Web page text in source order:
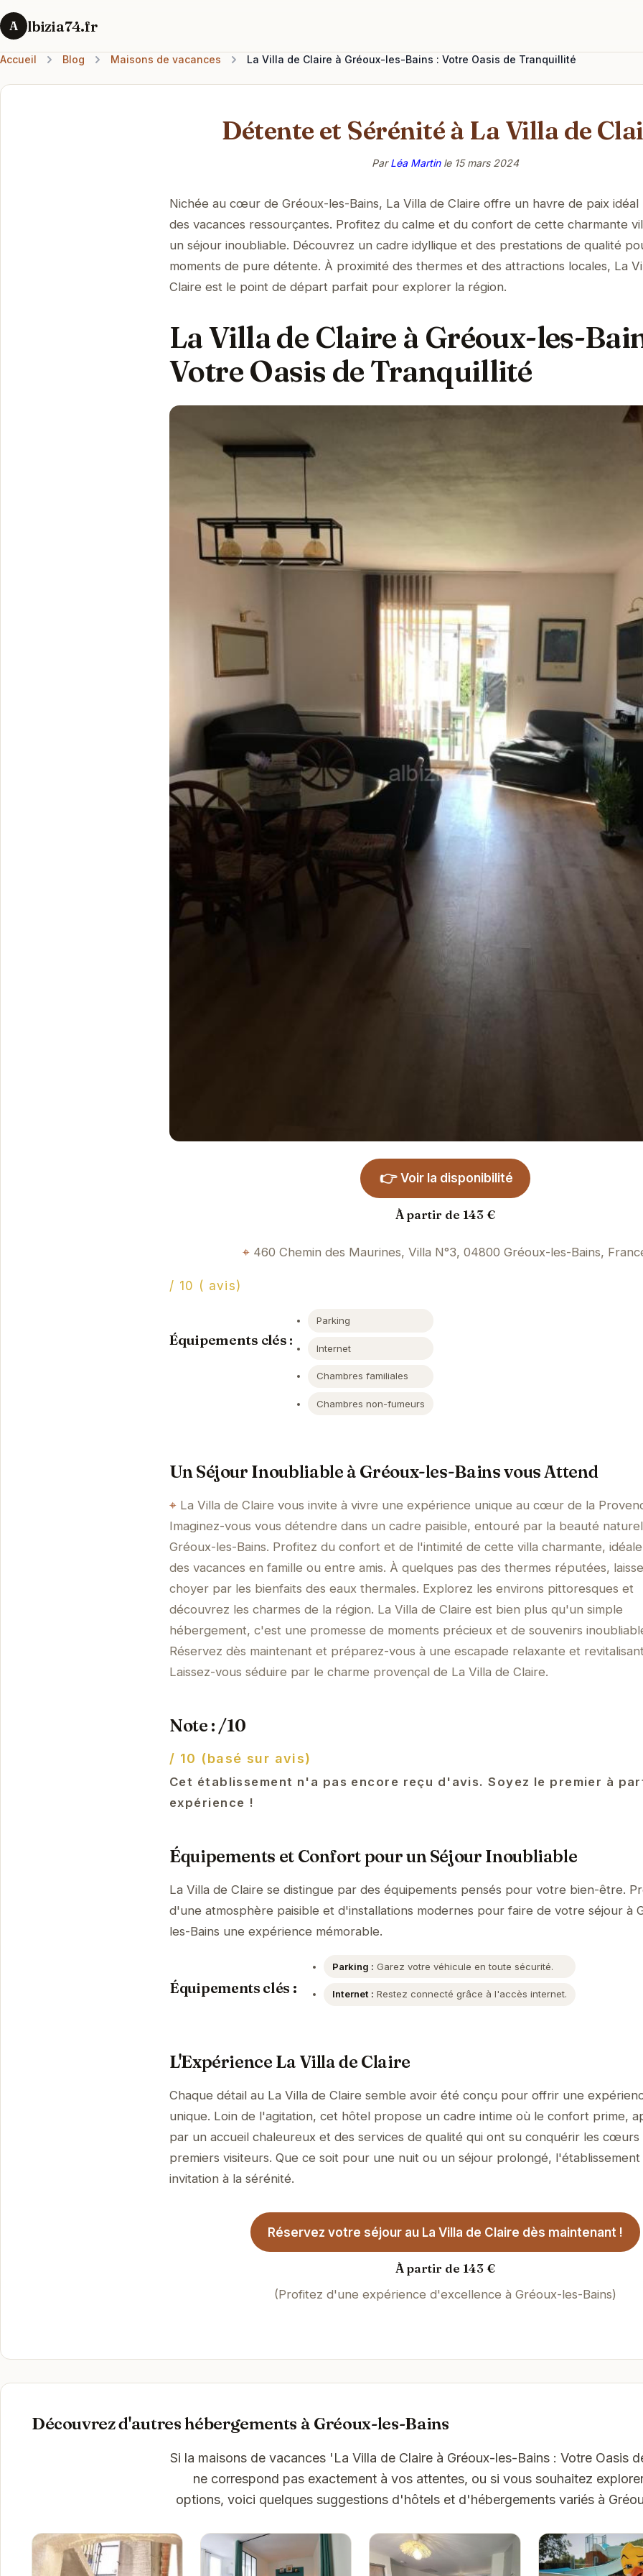
A lbizia74.fr
Accueil Blog Maisons de vacances La Villa de Claire à Gréoux-les-Bains : Votre Oasis de Tranquillité
Détente et Sérénité à La Villa de
ParLéa Martinle 15 mars 2024
Nichée au cœur de Gréoux-les-Bains, La Villa de Claire offre un havre de paix
des vacances ressourçantes. Profitez du calme et du confort de cette charmante
un séjour inoubliable. Découvrez un cadre idyllique et des prestations de qualité
moments de pure détente. À proximité des thermes et des attractions locales, La
Claire est le point de départ parfait pour explorer la région.
La Villa de Claire à Gréoux-les-
Votre Oasis de Tranquillité
👉 Voir la disponibilité
À partir de 143 €
460 Chemin des Maurines, Villa N°3, 04800 Gréoux-les-Bains,
/ 10 ( avis)
Équipements clés :
Parking
Internet
Chambres familiales
Chambres non-fumeurs
Un Séjour Inoubliable à Gréoux-les-Bains vous Attend
La Villa de Claire vous invite à vivre une expérience unique au cœur de la
Imaginez-vous vous détendre dans un cadre paisible, entouré par la beauté
Gréoux-les-Bains. Profitez du confort et de l'intimité de cette villa charmante,
des vacances en famille ou entre amis. À quelques pas des thermes réputées,
choyer par les bienfaits des eaux thermales. Explorez les environs pittoresques et
découvrez les charmes de la région. La Villa de Claire est bien plus qu'un simple
hébergement, c'est une promesse de moments précieux et de souvenirs
Réservez dès maintenant et préparez-vous à une escapade relaxante et
Laissez-vous séduire par le charme provençal de La Villa de Claire.
Note : /10
/ 10 (basé sur avis)
Cet établissement n'a pas encore reçu d'avis. Soyez le premier à
expérience !
Équipements et Confort pour un Séjour Inoubliable
La Villa de Claire se distingue par des équipements pensés pour votre bien-être.
d'une atmosphère paisible et d'installations modernes pour faire de votre séjour à
les-Bains une expérience mémorable.
Équipements clés :
Parking : Garez votre véhicule en toute sécurité.
Internet : Restez connecté grâce à l'accès internet.
L'Expérience La Villa de Claire
Chaque détail au La Villa de Claire semble avoir été conçu pour offrir une
unique. Loin de l'agitation, cet hôtel propose un cadre intime où le confort prime,
par un accueil chaleureux et des services de qualité qui ont su conquérir les cœurs
premiers visiteurs. Que ce soit pour une nuit ou un séjour prolongé,
invitation à la sérénité.
Réservez votre séjour au La Villa de Claire dès maintenant !
À partir de 143 €
(Profitez d'une expérience d'excellence à Gréoux-les-Bains)
Découvrez d'autres hébergements à Gréoux-les-Bains
Si la maisons de vacances 'La Villa de Claire à Gréoux-les-Bains : Votre Oasis
ne correspond pas exactement à vos attentes, ou si vous souhaitez
options, voici quelques suggestions d'hôtels et d'hébergements variés à